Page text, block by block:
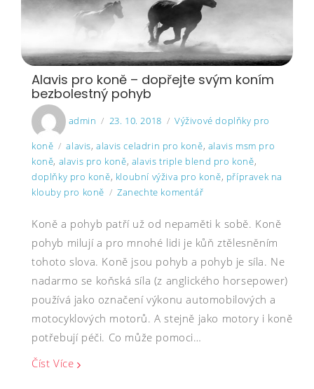
Alavis pro koně – dopřejte svým koním
bezbolestný pohyb
admin
on
23. 10. 2018
Výživové doplňky pro
koně Tags
alavis,alavis celadrin pro koně, alavis msm pro
koně, alavis pro koně, alavis triple blend pro koně,
doplňky pro koně, kloubní výživa pro koně, přípravek na
klouby pro koně
Zanechte komentářon
pro
koně
dopřejte
svým
koním
bezbolestný
Koně a pohyb patří už od nepaměti k sobě. Koně
pohyb milují a pro mnohé lidi je kůň ztělesněním
tohoto slova. Koně jsou pohyb a pohyb je síla. Ne
nadarmo se koňská síla (z anglického horsepower)
používá jako označení výkonu automobilových a
motocyklových motorů. A stejně jako motory i koně
potřebují péči. Co může pomoci…
Číst Více